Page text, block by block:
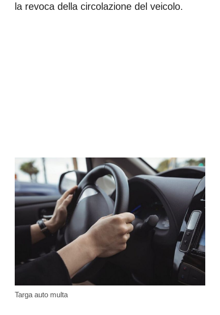
la revoca della circolazione del veicolo.
Targa auto multa